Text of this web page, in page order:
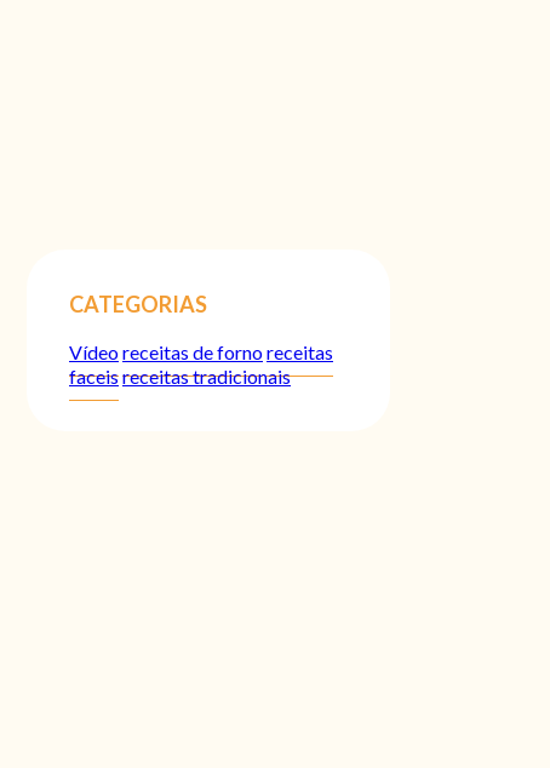
CATEGORIAS
Vídeoreceitas de fornoreceitas
faceisreceitas tradicionais